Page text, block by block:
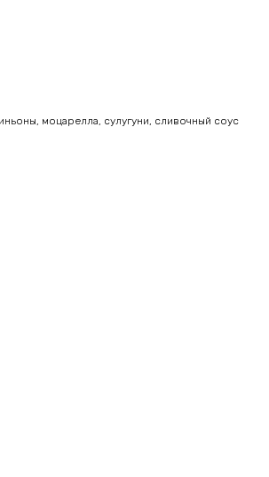
моцарелла, сулугуни, сливочный соус